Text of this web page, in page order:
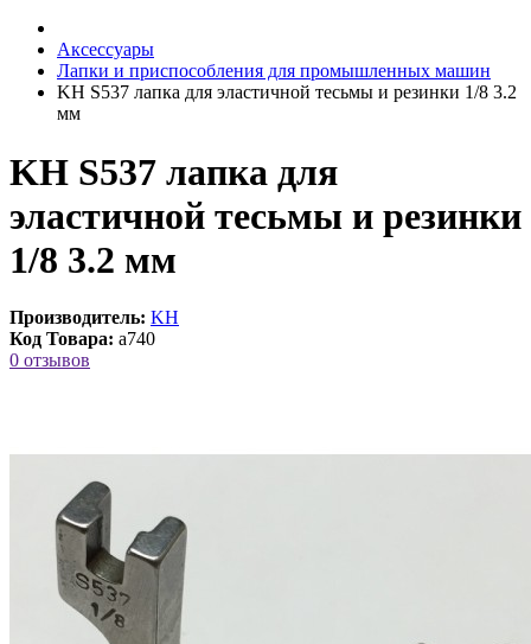
Аксессуары
Лапки и приспособления для промышленных машин
KH S537 лапка для эластичной тесьмы и резинки 1/8 3.2
мм
KH S537 лапка для
эластичной тесьмы и резинки
1/8 3.2 мм
Производитель: KH
Код Товара: a740
0 отзывов